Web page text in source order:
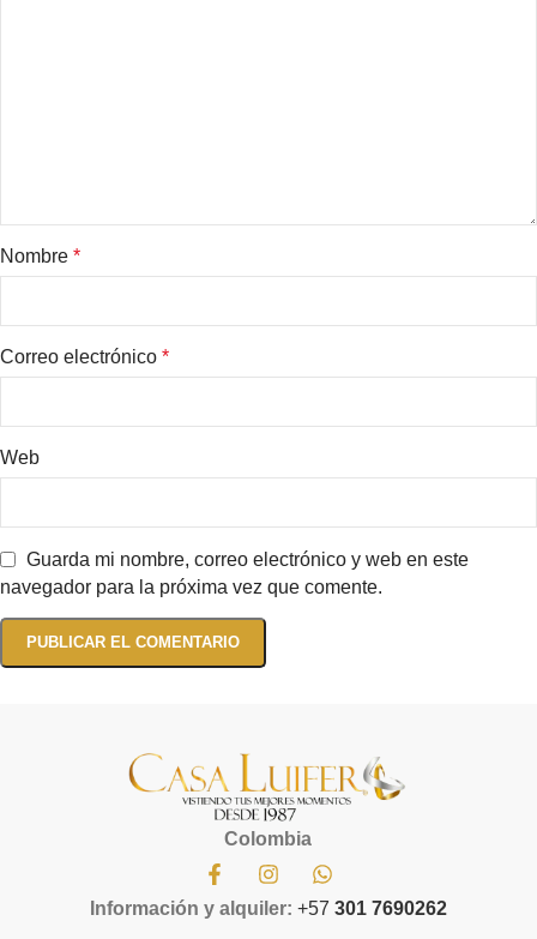
Nombre *
Correo electrónico *
Web
Guarda mi nombre, correo electrónico y web en este
navegador para la próxima vez que comente.
Colombia
Información y alquiler: +57 301 7690262